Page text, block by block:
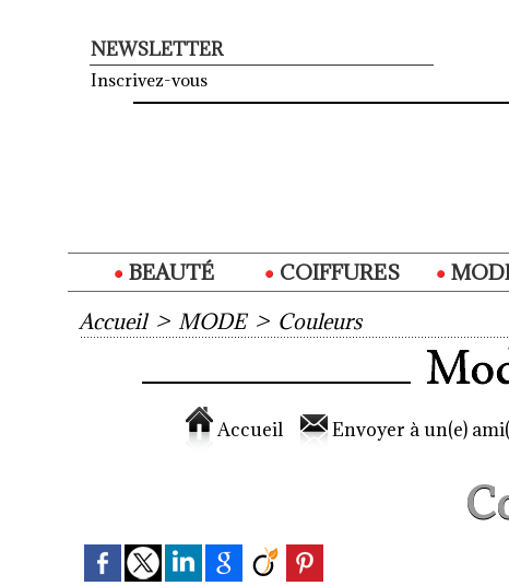
NEWSLETTER
Inscrivez-vous
BEAUTÉ COIFFURES
Accueil > MODE > Couleurs
Accueil Envoyer à un(e)